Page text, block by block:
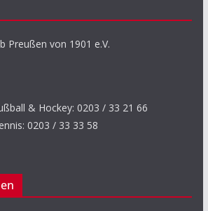
Preußen von 1901 e.V.
& Hockey: 0203 / 33 21 66
0203 / 33 33 58